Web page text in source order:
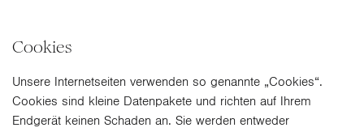
Cookies
Unsere Internetseiten verwenden so genannte „Cookies“.
Cookies sind kleine Datenpakete und richten auf Ihrem
Endgerät keinen Schaden an. Sie werden entweder